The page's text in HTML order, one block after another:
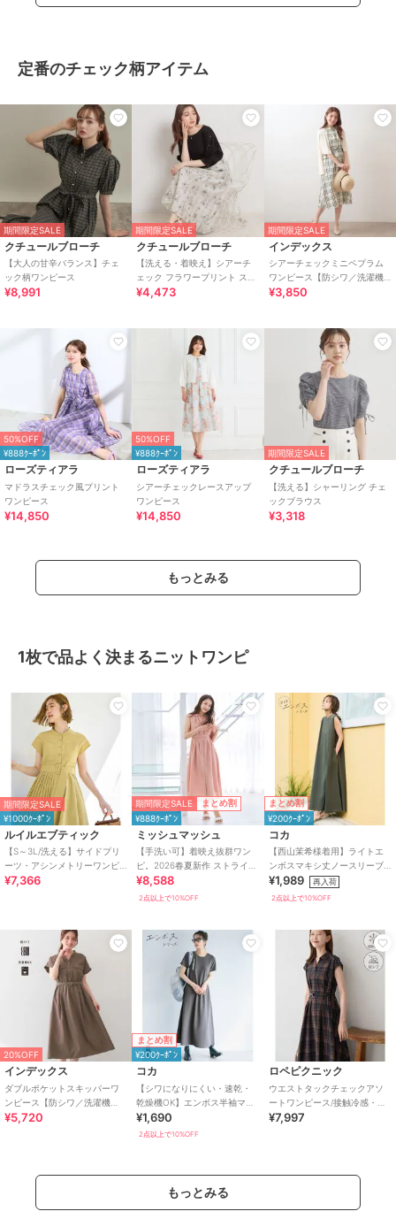
定番のチェック柄アイテム
期間限定SALE
クチュールブローチ
【大人の甘辛バランス】チェ
ック柄ワンピース
¥8,991
期間限定SALE
クチュールブローチ
【洗える・着映え】シアーチ
ェック フラワープリント スカ
ート
¥4,473
期間限定SALE
インデックス
シアーチェックミニペプラム
ワンピース【防シワ／洗濯機
OK】
¥3,850
50%OFF
¥888ｸｰﾎﾟﾝ
ローズティアラ
マドラスチェック風プリント
ワンピース
¥14,850
50%OFF
¥888ｸｰﾎﾟﾝ
ローズティアラ
シアーチェックレースアップ
ワンピース
¥14,850
期間限定SALE
クチュールブローチ
【洗える】シャーリング チェ
ックブラウス
¥3,318
もっとみる
1枚で品よく決まるニットワンピ
期間限定SALE
¥1000ｸｰﾎﾟﾝ
ルイルエブティック
【S～3L/洗える】サイドプリ
ーツ・アシンメトリーワンピ
ース
¥7,366
期間限定SALE まとめ割
¥888ｸｰﾎﾟﾝ
ミッシュマッシュ
【手洗い可】着映え抜群ワン
ピ。2026春夏新作 ストライプ
アソートシアーカラータック
シャツワンピース
¥8,588
2点以上で10%OFF
まとめ割
¥200ｸｰﾎﾟﾝ
コカ
【西山茉希様着用】ライトエ
ンボスマキシ丈ノースリーブ
ワンピース 全4色 / シワになり
にくい・速乾
¥1,989 再入荷
2点以上で10%OFF
20%OFF
インデックス
ダブルポケットスキッパーワ
ンピース【防シワ／洗濯機
OK】《XS～3L／6col》
¥5,720
まとめ割
¥200ｸｰﾎﾟﾝ
コカ
【シワになりにくい・速乾・
乾燥機OK】エンボス半袖マキ
シワンピース 全4色
¥1,690
2点以上で10%OFF
ロペピクニック
ウエストタックチェックアソ
ートワンピース/接触冷感・防
シワ・リンクコーデ
¥7,997
もっとみる